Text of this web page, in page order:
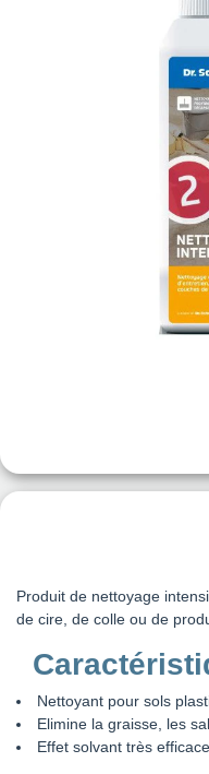
Produit de nettoyage
de cire, de colle ou de
Nettoyant pour sols
Elimine la graisse, les
Effet solvant très efficace